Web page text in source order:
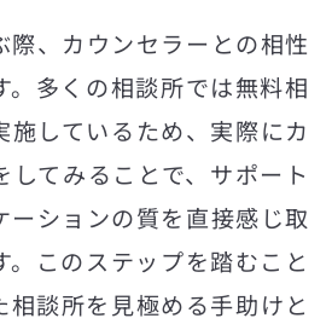
際、カウンセラーとの相性
。多くの相談所では無料相
施しているため、実際にカ
してみることで、サポート
ーションの質を直接感じ取
。このステップを踏むこと
相談所を見極める手助けと